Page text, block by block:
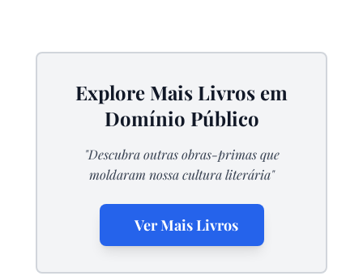
Explore Mais Livros em
Domínio Público
"Descubra outras obras-primas que
moldaram nossa cultura literária"
Ver Mais Livros